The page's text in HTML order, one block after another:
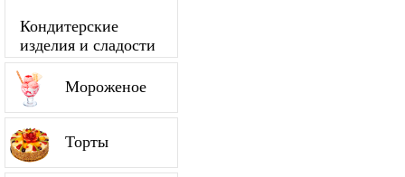
Кондитерские
изделия и сладости
Мороженое
Торты